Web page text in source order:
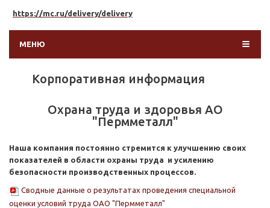
https://mc.ru/delivery/delivery
МЕНЮ
Корпоративная информация
Охрана труда и здоровья АО
"Пермметалл"
Наша компания постоянно стремится к улучшению своих
показателей в области охраны труда и усилению
безопасности производственных процессов.
Сводные данные о результатах проведения специальной
оценки условий труда ОАО "Пермметалл"